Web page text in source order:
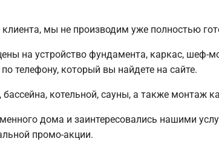
мы не производим уже полностью
на устройство фундамента, каркас,
телефону, который вы найдете на сайте.
котельной, сауны, а также монтаж
дома и заинтересовались нашими
промо-акции.